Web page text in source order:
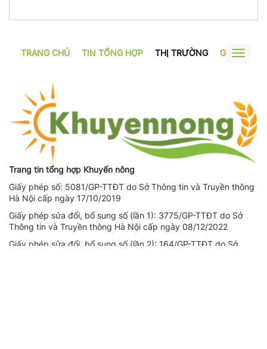
TRANG CHỦ TIN TỔNG HỢP THỊ TRƯỜNG GƯƠNG
Toggle
Trang tin tổng hợp Khuyến nông
Giấy phép số: 5081/GP-TTĐT do Sở Thông tin và Truyền thông
Hà Nội cấp ngày 17/10/2019
Giấy phép sửa đổi, bổ sung số (lần 1): 3775/GP-TTĐT do Sở
Thông tin và Truyền thông Hà Nội cấp ngày 08/12/2022
Giấy phép sửa đổi, bổ sung số (lần 2): 164/GP-TTĐT do Sở